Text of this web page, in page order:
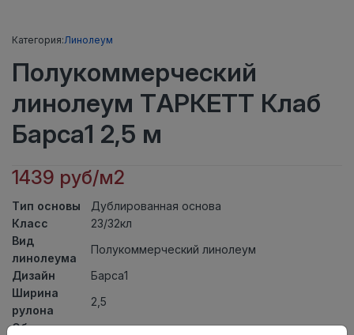
Категория:Линолеум
Полукоммерческий
линолеум ТАРКЕТТ Клаб
Барса1 2,5 м
1439 руб/м2
Тип основы
Дублированная основа
Класс
23/32кл
Вид
линолеума
Полукоммерческий линолеум
Дизайн
Барса1
Ширина
рулона
2,5
Общая